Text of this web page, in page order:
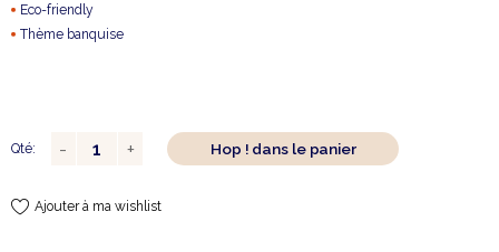
Eco-friendly
Thème banquise
Qté: Hop ! dans le panier
Ajouter à ma wishlist